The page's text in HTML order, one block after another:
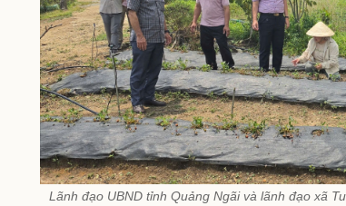
Lãnh đạo UBND tỉnh Quảng Ngãi và lãnh đạo xã